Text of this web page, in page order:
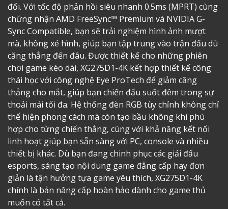
đối. Với tốc độ phản hồi siêu nhanh 0.5ms (MPRT) cùng
chứng nhận AMD FreeSync™ Premium và NVIDIA G-
Sync Compatible, bạn sẽ trải nghiệm hình ảnh mượt
mà, không xé hình, giúp bạn tập trung vào trận đấu dù
căng thẳng đến đâu. Được thiết kế cho những phiên
chơi game kéo dài, XG275D1-4K kết hợp thiết kế công
thái học với công nghệ Eye ProTech để giảm căng
thẳng cho mắt, giúp bạn chiến đấu suốt đêm trong sự
thoải mái tối đa. Hệ thống đèn RGB tùy chỉnh không chỉ
thể hiện phong cách mà còn tạo bầu không khí phù
hợp cho từng chiến thắng, cùng với khả năng kết nối
linh hoạt giúp bạn sẵn sàng với PC, console và nhiều
thiết bị khác. Dù bạn đang chinh phục các giải đấu
esports, sáng tạo nội dung game đẳng cấp hay đơn
giản là tận hưởng tựa game yêu thích, XG275D1-4K
chính là bản nâng cấp hoàn hảo dành cho game thủ
muốn có tất cả.